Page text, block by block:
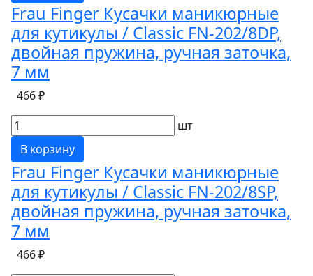
Frau Finger Кусачки маникюрные
для кутикулы / Classic FN-202/8DP,
двойная пружина, ручная заточка,
7 мм
466 ₽
шт
В корзину
Frau Finger Кусачки маникюрные
для кутикулы / Classic FN-202/8SP,
двойная пружина, ручная заточка,
7 мм
466 ₽